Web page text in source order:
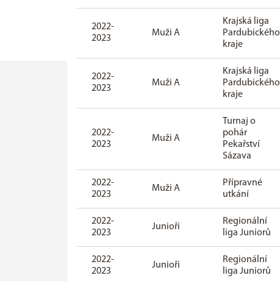
2022-
2023
Muži A
Krajská liga
Pardubického
kraje
2022-
2023
Muži A
Krajská liga
Pardubického
kraje
2022-
2023
Muži A
Turnaj o
pohár
Pekařství
Sázava
2022-
2023
Muži A
Přípravné
utkání
2022-
2023
Junioři
Regionální
liga Juniorů
2022-
2023
Junioři
Regionální
liga Juniorů